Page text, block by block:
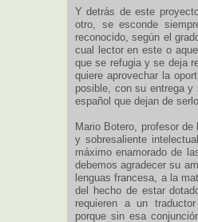
Y detrás de este
otro, se esconde
reconocido, según el
cual lector en este o
que se refugia y se deja
quiere aprovechar la
posible, con su entrega
español que dejan de
Mario Botero, profesor
y sobresaliente
máximo enamorado de
debemos agradecer su
lenguas francesa, a la
del hecho de estar
requieren a un
porque sin esa